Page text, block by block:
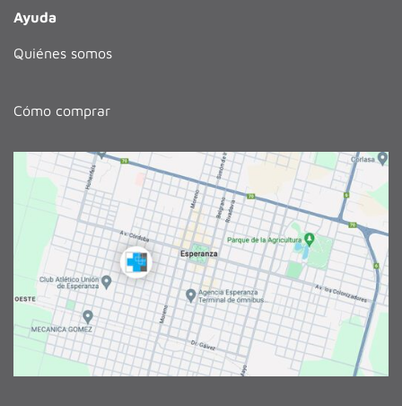
Ayuda
Quiénes somos
Cómo comprar